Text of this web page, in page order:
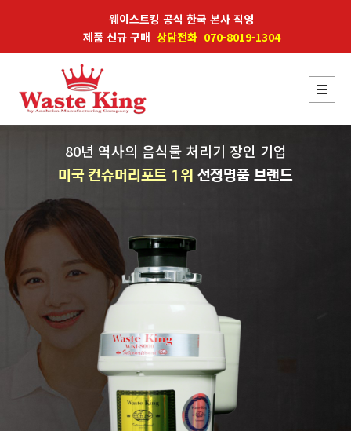
웨이스트킹 공식 한국 본사 직영
제품 신규 구매 상담전화 070-8019-1304
80년 역사의 음식물 처리기 장인 기업
미국 컨슈머리포트 1위 선정명품 브랜드